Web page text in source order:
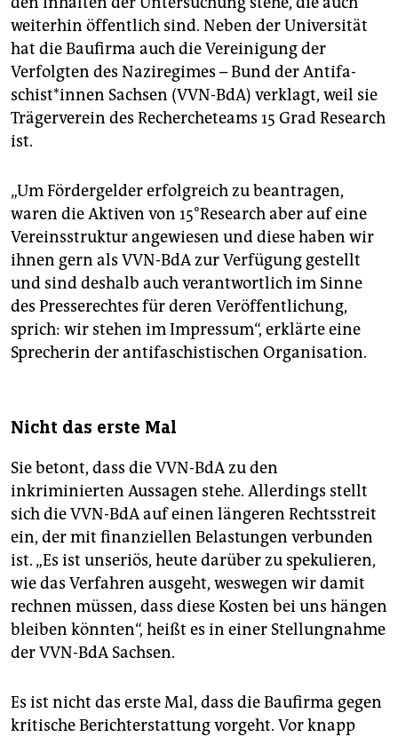
weiterhin öffentlich sind. Neben der Universität
hat die Baufirma auch die Vereinigung der
Verfolgten des Naziregimes – Bund der An­ti­fa­
schis­t*in­nen Sachsen (VVN-BdA) verklagt, weil sie
Trägerverein des Rechercheteams 15 Grad Research
ist.
„Um Fördergelder erfolgreich zu beantragen,
waren die Aktiven von 15°Research aber auf eine
Vereinsstruktur angewiesen und diese haben wir
ihnen gern als VVN-BdA zur Verfügung gestellt
und sind deshalb auch verantwortlich im Sinne
des Presserechtes für deren Veröffentlichung,
sprich: wir stehen im Impressum“, erklärte eine
Sprecherin der antifaschistischen Organisation.
Nicht das erste Mal
Sie betont, dass die VVN-BdA zu den
inkriminierten Aussagen stehe. Allerdings stellt
sich die VVN-BdA auf einen längeren Rechtsstreit
ein, der mit finanziellen Belastungen verbunden
ist. „Es ist unseriös, heute darüber zu spekulieren,
wie das Verfahren ausgeht, weswegen wir damit
rechnen müssen, dass diese Kosten bei uns hängen
bleiben könnten“, heißt es in einer Stellungnahme
der VVN-BdA Sachsen.
Es ist nicht das erste Mal, dass die Baufirma gegen
kritische Berichterstattung vorgeht. Vor knapp